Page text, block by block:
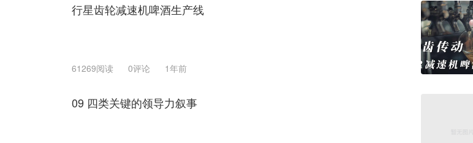
行星齿轮减速机啤酒生产线
61269阅读 0评论 1年前
09 四类关键的领导力叙事